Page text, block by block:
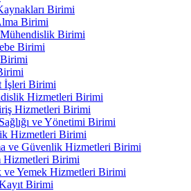
Birimi
Birimi
Birimi
Birimi
İşleri Birimi
Hizmetleri Birimi
Hizmetleri Birimi
ve Yönetimi Birimi
Hizmetleri Birimi
ve Güvenlik Hizmetleri Birimi
Hizmetleri Birimi
ve Yemek Hizmetleri Birimi
Birimi